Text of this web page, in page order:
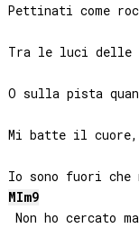
Pettinati come
Tra le luci delle
O sulla pista
Mi batte il
MIm9
Non ho cercato